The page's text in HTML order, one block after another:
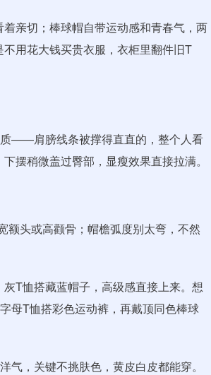
亲切；棒球帽自带运动感和青春气，两
用花大钱买贵衣服，衣柜里翻件旧T
质——肩膀线条被撑得直直的，整个人看
摆稍微盖过臀部，显瘦效果直接拉满。
额头或高颧骨；帽檐弧度别太弯，不然
T恤搭藏蓝帽子，高级感直接上来。想
母T恤搭彩色运动裤，再戴顶同色棒球
气，关键不挑肤色，黄皮白皮都能穿。